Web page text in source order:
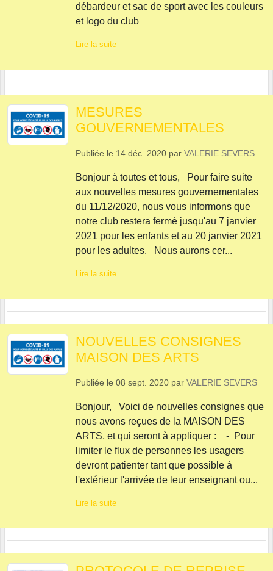
débardeur et sac de sport avec les couleurs
et logo du club
Lire la suite
MESURES
GOUVERNEMENTALES
Publiée le 14 déc. 2020 par VALERIE SEVERS
Bonjour à toutes et tous, Pour faire suite
aux nouvelles mesures gouvernementales
du 11/12/2020, nous vous informons que
notre club restera fermé jusqu'au 7 janvier
2021 pour les enfants et au 20 janvier 2021
pour les adultes. Nous aurons cer...
Lire la suite
NOUVELLES CONSIGNES
MAISON DES ARTS
Publiée le 08 sept. 2020 par VALERIE SEVERS
Bonjour, Voici de nouvelles consignes que
nous avons reçues de la MAISON DES
ARTS, et qui seront à appliquer : - Pour
limiter le flux de personnes les usagers
devront patienter tant que possible à
l'extérieur l'arrivée de leur enseignant ou...
Lire la suite